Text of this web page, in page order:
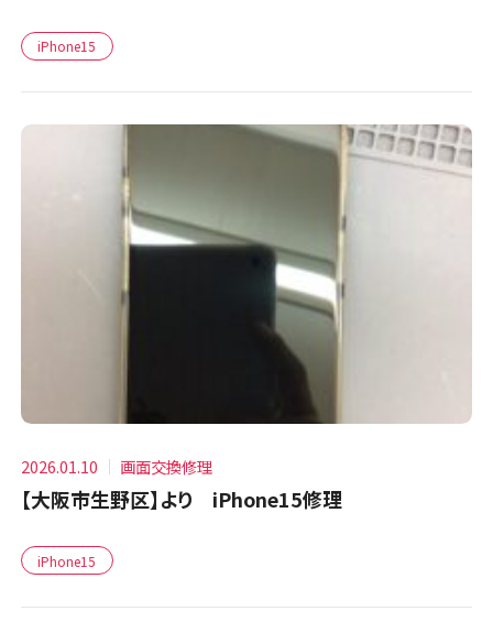
iPhone15
2026.01.10 画面交換修理
【大阪市生野区】より iPhone15修理
iPhone15